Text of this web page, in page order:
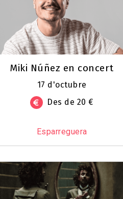
Miki Núñez en concert
17 d'octubre
Des de 20 €
Esparreguera